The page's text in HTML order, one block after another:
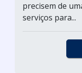
precisem de
serviços para...